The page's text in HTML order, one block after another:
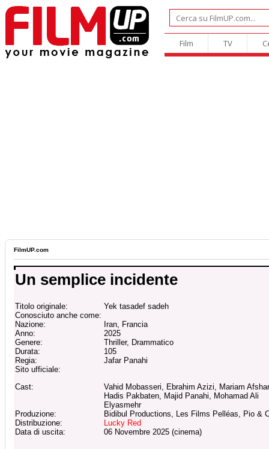
Film TV
FilmUP.com
Un semplice incidente
Titolo originale:
Yek tasadef sadeh
Conosciuto anche come:
Nazione:
Iran, Francia
Anno:
2025
Genere:
Thriller, Drammatico
Durata:
105
Regia:
Jafar Panahi
Sito ufficiale:
Cast:
Vahid Mobasseri, Ebrahim Azizi, Mariam
Hadis Pakbaten, Majid Panahi, Mohamad Ali
Elyasmehr
Produzione:
Bidibul Productions, Les Films Pelléas, Pio &
Distribuzione:
Lucky Red
Data di uscita:
06 Novembre 2025 (cinema)